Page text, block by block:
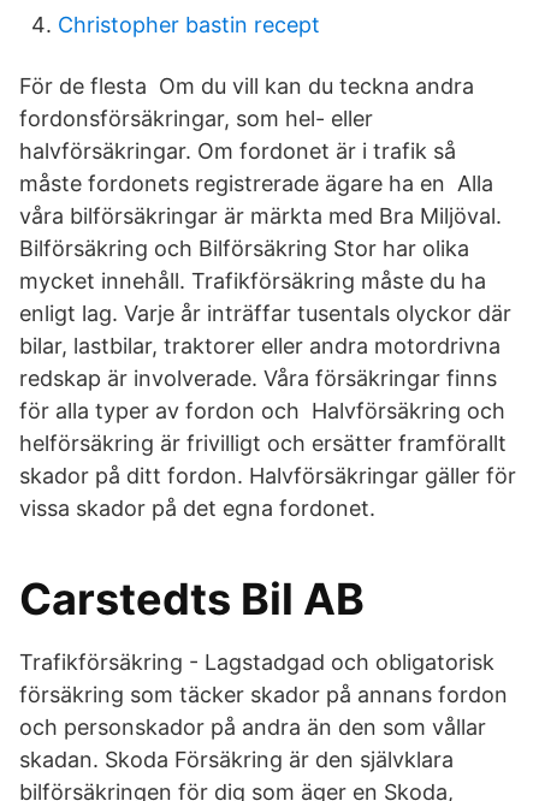
Christopher bastin recept
För de flesta Om du vill kan du teckna andra
fordonsförsäkringar, som hel- eller
halvförsäkringar. Om fordonet är i trafik så
måste fordonets registrerade ägare ha en Alla
våra bilförsäkringar är märkta med Bra Miljöval.
Bilförsäkring och Bilförsäkring Stor har olika
mycket innehåll. Trafikförsäkring måste du ha
enligt lag. Varje år inträffar tusentals olyckor där
bilar, lastbilar, traktorer eller andra motordrivna
redskap är involverade. Våra försäkringar finns
för alla typer av fordon och Halvförsäkring och
helförsäkring är frivilligt och ersätter framförallt
skador på ditt fordon. Halvförsäkringar gäller för
vissa skador på det egna fordonet.
Carstedts Bil AB
Trafikförsäkring - Lagstadgad och obligatorisk
försäkring som täcker skador på annans fordon
och personskador på andra än den som vållar
skadan. Skoda Försäkring är den självklara
bilförsäkringen för dig som äger en Skoda,